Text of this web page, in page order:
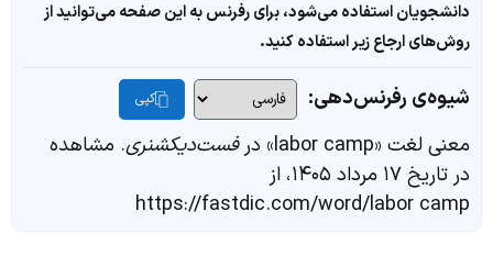
دانشجویان استفاده می‌شود، برای رفرنس به این صفحه می‌توانید از
روش‌های ارجاع زیر استفاده کنید.
شیوه‌ی رفرنس‌دهی: کپی
معنی لغت «labor camp» در فست‌دیکشنری. مشاهده
در تاریخ ۱۷ مرداد ۱۴۰۵، از
https://fastdic.com/word/labor camp